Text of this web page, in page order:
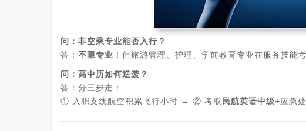
问：非空乘专业能否入行？
答： 不限专业 ！但旅游管理、护理、学前教育专业在服务技能
问：高中历如何逆袭？
答：分三步走：
① 入职支线航空积累飞行小时 → ② 考取 民航英语中级+应急